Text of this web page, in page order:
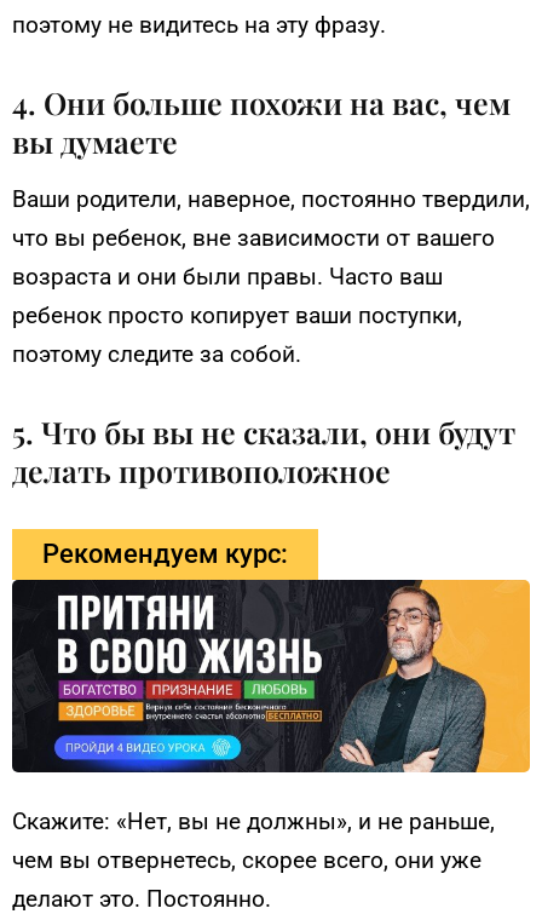
поэтому не видитесь на эту фразу.
4. Они больше похожи на вас, чем
вы думаете
Ваши родители, наверное, постоянно твердили,
что вы ребенок, вне зависимости от вашего
возраста и они были правы. Часто ваш
ребенок просто копирует ваши поступки,
поэтому следите за собой.
5. Что бы вы не сказали, они будут
делать противоположное
Рекомендуем курс:
Скажите: «Нет, вы не должны», и не раньше,
чем вы отвернетесь, скорее всего, они уже
делают это. Постоянно.